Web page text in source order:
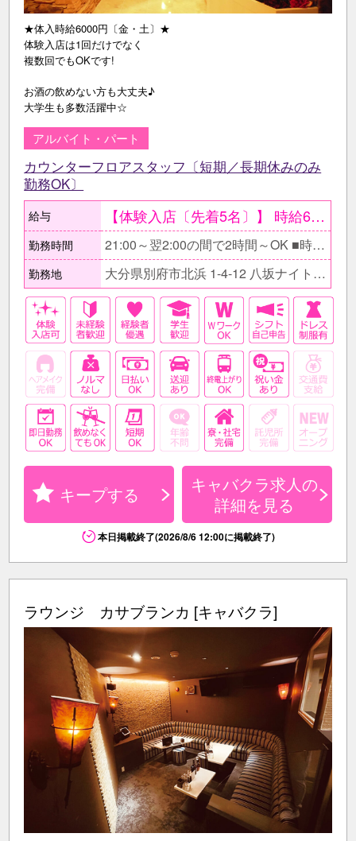
★体入時給6000円〔金・土〕★
体験入店は1回だけでなく
複数回でもOKです!
お酒の飲めない方も大丈夫♪
大学生も多数活躍中☆
アルバイト・パート
カウンターフロアスタッフ〔短期／長期休みのみ
勤務OK〕
給与 【体験入店〔先着5名〕】 時給6000円〔金曜・土曜〕 時給5000円〔平日〕 ●最低保証日給2万円。 ○体験入店は複数回OK。 ●当日全額現金支給。 【在籍後】 時給2500円以上＋各種高額バック有 〇同伴･指名バック100％、 ドリンク・ボトルキープバック30% 【月収例】 ≪長期休みの間だけ勤務の学生さん≫ 時給2500円×1日3h×週3日 =月収9万円+各種高額バック!
勤務時間 21:00～翌2:00の間で2時間～OK ■時間帯はお気軽にご相談下さい。 □自分の生活スタイルを優先できるので気軽に働けますよ♪ ■フルタイムでガッツリ稼ぎたい方もOK！
勤務地 大分県別府市北浜 1-4-12 八坂ナイトタウンビル1F
キープする
キャバクラ求人の
詳細を見る
本日掲載終了(2026/8/6 12:00に掲載終了)
ラウンジ カサブランカ [キャバクラ]